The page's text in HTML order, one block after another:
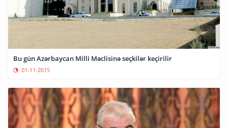
Bu gün Azərbaycan Milli Məclisinə seçkilər keçirilir
01-11-2015